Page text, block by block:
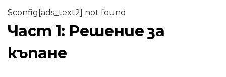
$config[ads_text2] not found
Част 1: Решение за
къпане